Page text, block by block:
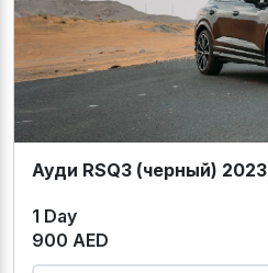
Ауди RSQ3 (черный) 2023
1 Day
900 AED